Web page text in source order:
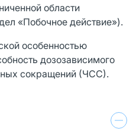
области
«Побочное действие»).
особенностью
дозозависимого
сокращений (ЧСС).